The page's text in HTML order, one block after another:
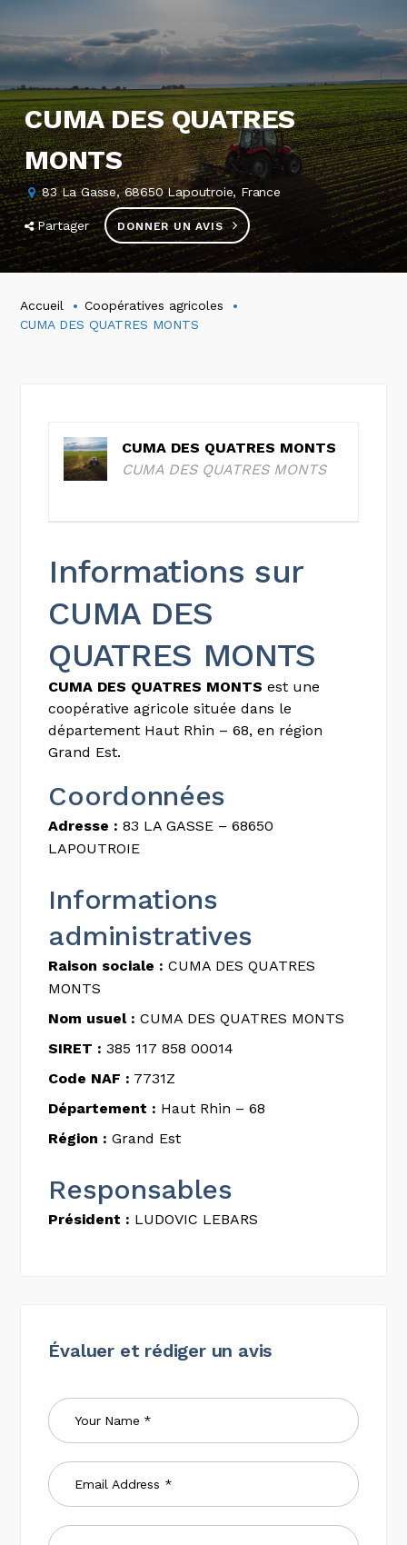
CUMA DES QUATRES
MONTS
83 La Gasse, 68650 Lapoutroie, France
Partager DONNER UN AVIS
Accueil
Coopératives agricoles
CUMA DES QUATRES MONTS
CUMA DES QUATRES MONTS
CUMA DES QUATRES MONTS
Informations sur
CUMA DES
QUATRES MONTS
CUMA DES QUATRES MONTS est une
coopérative agricole située dans le
département Haut Rhin – 68, en région
Grand Est.
Coordonnées
Adresse : 83 LA GASSE – 68650
LAPOUTROIE
Informations
administratives
Raison sociale : CUMA DES QUATRES
MONTS
Nom usuel : CUMA DES QUATRES MONTS
SIRET : 385 117 858 00014
Code NAF : 7731Z
Département : Haut Rhin – 68
Région : Grand Est
Responsables
Président : LUDOVIC LEBARS
Évaluer et rédiger un avis